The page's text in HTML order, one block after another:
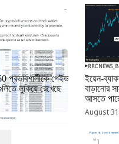
প্রভাবশালীকে পেইড
লুকিয়ে রেখেছে
2025
ইয়েন-
বাড়ানোর
আসতে
August